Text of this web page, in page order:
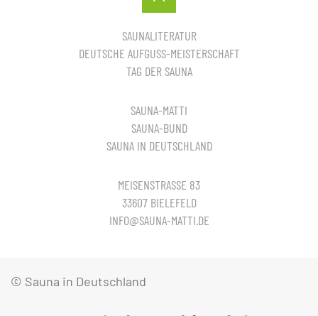
SAUNALITERATUR
DEUTSCHE AUFGUSS-MEISTERSCHAFT
TAG DER SAUNA
SAUNA-MATTI
SAUNA-BUND
SAUNA IN DEUTSCHLAND
MEISENSTRASSE 83
33607 BIELEFELD
INFO@SAUNA-MATTI.DE
© Sauna in Deutschland